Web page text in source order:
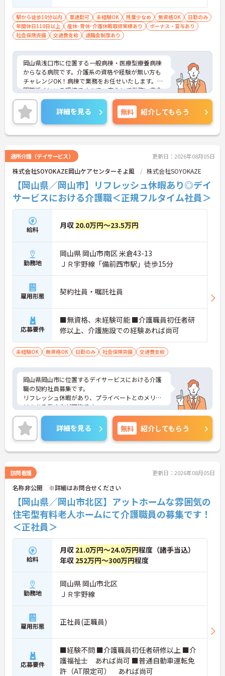
駅から徒歩10分以内 車通勤可 未経験OK 残業少なめ 無資格OK
日勤のみ
年間休日110日以上
産休･育休･介護休暇取得実績あり
ボーナス・賞与あり
社会保険完備
交通費支給 退職金制度あり
岡山県浅口市に位置する一般病棟・医療型療養病棟
からなる病院です。介護系の資格や経験が無い方も
チャレンジOK！病棟で業務をお任せいたします。専
門職近くにいる環境ですので、安心して業務に専念
いただけます。ご興味のある方には、面接対策ポイ
ントなど、さらに詳細をお話しいたしますのでお気
軽にご相談ください！
詳細を見る 無料 紹介してもらう
通所介護（デイサービス） 更新日：2026年08月05日
株式会社SOYOKAZE岡山ケアセンターそよ風 株式会社SOYOKAZE
【岡山県／岡山市】リフレッシュ休暇あり◎デイ
サービスにおける介護職＜正規フルタイム社員＞
給料 月収 20.0万円～23.5万円
勤務地
岡山県 岡山市南区 米倉43-13
ＪＲ宇野線「備前西市駅」徒歩15分
雇用形態 契約社員・嘱託社員
応募要件
■無資格、未経験可能 ■介護職員初任者研
修以上、介護施設での経験あれば尚可
未経験OK 無資格OK 日勤のみ 社会保険完備 交通費支給
岡山県岡山市に位置するデイサービスにおける介護
職の契約社員募集です。
リフレッシュ休暇があり、プライベートとのメリハ
リのある働き方が可能です。
また研修制度や正社員登用制度もあり働きながらス
キルアップが目指せる環境です。
ご興味のある方には、面接対策ポイントなど、さら
に詳細をご案内しますのでお気軽にご相談くださ
い！
詳細を見る 無料 紹介してもらう
訪問看護 更新日：2026年08月05日
名称非公開 ※詳細はお問合せください
【岡山県／岡山市北区】アットホームな雰囲気の
住宅型有料老人ホームにて介護職員の募集です！
＜正社員＞
給料
月収 21.0万円～24.0万円程度（諸手当込）
年収 252万円～300万円程度
勤務地
岡山県 岡山市北区
ＪＲ宇野線
雇用形態 正社員(正職員)
応募要件
■経験不問 ■介護職員初任者研修以上 ■介
護福祉士 あれば尚可 ■普通自動車運転免
許（AT限定可） あれば尚可